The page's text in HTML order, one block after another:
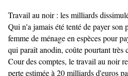
Travail au noir : les milliards
Qui n'a jamais été tenté de payer son
femme de ménage en espèces pour
qui paraît anodin, coûte pourtant très
Cour des comptes, le travail au noir
perte estimée à 20 milliards d'euros